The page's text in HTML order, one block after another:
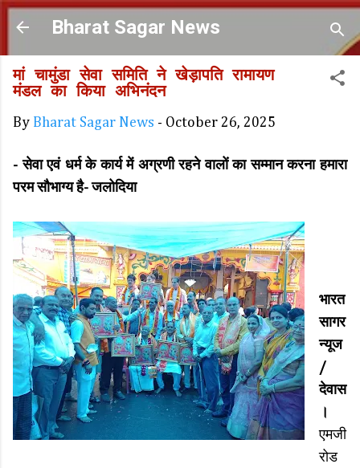
Skip to main content
Bharat Sagar News
मां चामुंडा सेवा समिति ने खेड़ापति रामायण
मंडल का किया अभिनंदन
By Bharat Sagar News - October 26, 2025
- सेवा एवं धर्म के कार्य में अग्रणी रहने वालों का सम्मान करना हमारा
परम सौभाग्य है- जलोदिया
भारत
सागर
न्यूज
/
देवास
।
एमजी
रोड